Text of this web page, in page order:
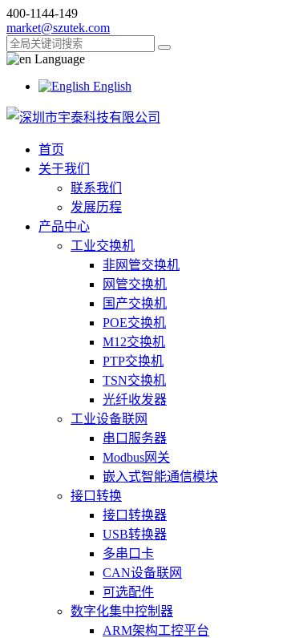
400-1144-149
market@szutek.com
Language
English
首页
关于我们
联系我们
发展历程
产品中心
工业交换机
非网管交换机
网管交换机
国产交换机
POE交换机
M12交换机
PTP交换机
TSN交换机
光纤收发器
工业设备联网
串口服务器
Modbus网关
嵌入式智能通信模块
接口转换
接口转换器
USB转换器
多串口卡
CAN设备联网
可选配件
数字化集中控制器
ARM架构工控平台